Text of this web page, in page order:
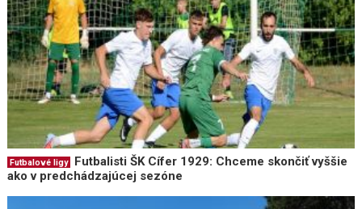
Futbalové ligy
Futbalisti ŠK Cífer 1929: Chceme skončiť vyššie
ako v predchádzajúcej sezóne